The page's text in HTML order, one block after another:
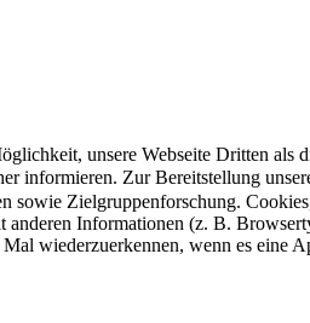
unsere Webseite Dritten als
informieren. Zur Bereitstellung
sowie Zielgruppenforschung.
Informationen (z. B.
wiederzuerkennen, wenn es eine